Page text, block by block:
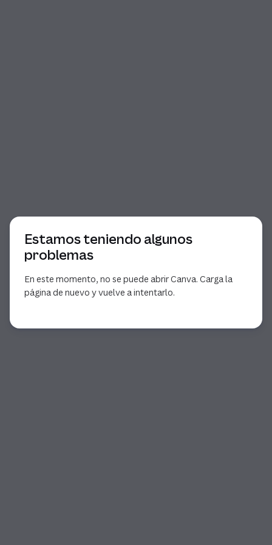
Estamos teniendo algunos
problemas
En este momento, no se puede abrir Canva. Carga la
página de nuevo y vuelve a intentarlo.